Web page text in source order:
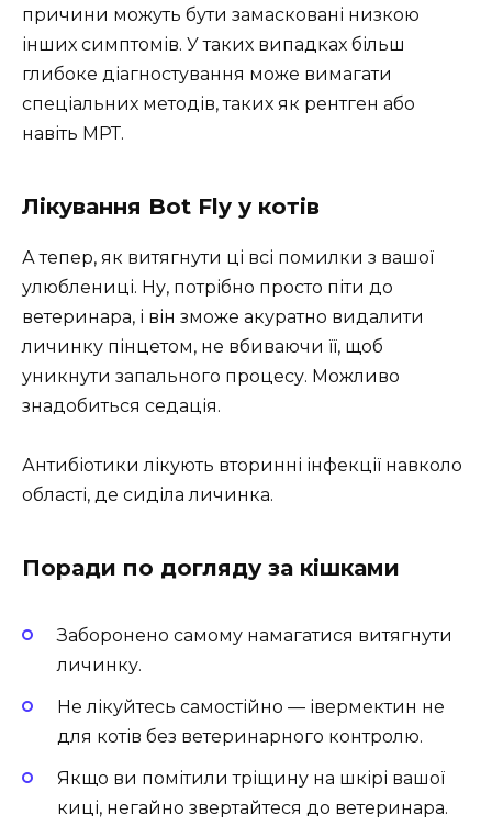
причини можуть бути замасковані низкою
інших симптомів. У таких випадках більш
глибоке діагностування може вимагати
спеціальних методів, таких як рентген або
навіть МРТ.
Лікування Bot Fly у котів
А тепер, як витягнути ці всі помилки з вашої
улюблениці. Ну, потрібно просто піти до
ветеринара, і він зможе акуратно видалити
личинку пінцетом, не вбиваючи її, щоб
уникнути запального процесу. Можливо
знадобиться седація.
Антибіотики лікують вторинні інфекції навколо
області, де сиділа личинка.
Поради по догляду за кішками
Заборонено самому намагатися витягнути
личинку.
Не лікуйтесь самостійно — івермектин не
для котів без ветеринарного контролю.
Якщо ви помітили тріщину на шкірі вашої
киці, негайно звертайтеся до ветеринара.